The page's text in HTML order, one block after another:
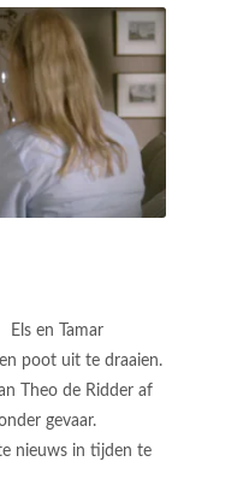
Els en Tamar
poot uit te draaien.
Theo de Ridder af
gevaar.
nieuws in tijden te